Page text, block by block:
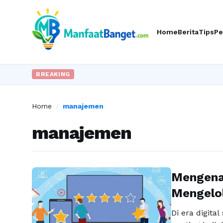
HomeBeritaTips
BREAKING
Home / manajemen
manajemen
Di era digital